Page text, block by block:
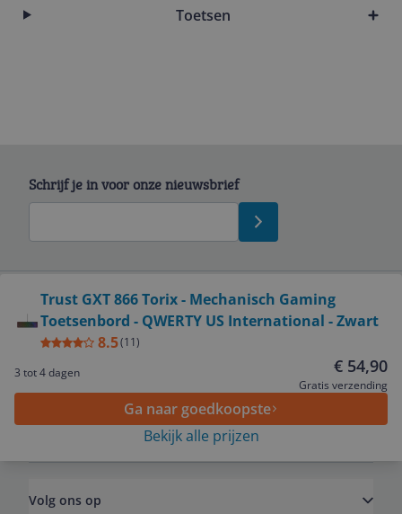
Toetsen
Trust GXT 866 Torix - Mechanisch Gaming
Toetsenbord - QWERTY US International - Zwart
8.5(11)
3 tot 4 dagen
€ 54,90
Gratis verzending
Ga naar goedkoopste
Bekijk alle prijzen
Schrijf je in voor onze nieuwsbrief
Service
Algemeen
Volg ons op